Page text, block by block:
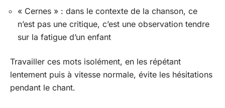
« Cernes » : dans le contexte de la chanson, ce
n’est pas une critique, c’est une observation tendre
sur la fatigue d’un enfant
Travailler ces mots isolément, en les répétant
lentement puis à vitesse normale, évite les hésitations
pendant le chant.